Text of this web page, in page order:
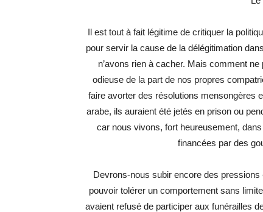
Il est tout à fait légitime de critiquer la
pour servir la cause de la délégitimation
n’avons rien à cacher. Mais comment
odieuse de la part de nos propres
faire avorter des résolutions mensongères
arabe, ils auraient été jetés en prison ou
car nous vivons, fort heureusement,
financées par des
Devrons-nous subir encore des
pouvoir tolérer un comportement sans
avaient refusé de participer aux funérailles